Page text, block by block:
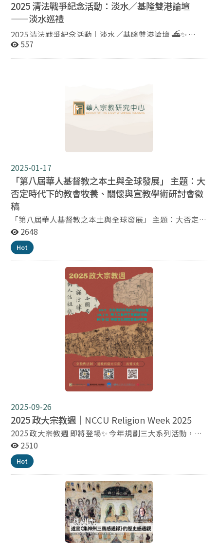
姐妹共襄盛舉！ 時間｜114年11月14至15日 08:30-
17:20 地點｜政大國關中心 國際會議廳＆簡報室（台北
市文山區萬壽路64號） 報名表單｜
https://forms.gle/AsxCFGQRwufJo1Yv8 報名期限｜114
年11月11日（二）或額滿為止 主辦單位｜國立政治大學
華人宗教研究中心、財團法人臺北市召會聚會所 協辦單位
2025 清法戰爭紀念活動：淡水／基隆雙港論壇
——淡水巡禮
2025 清法戰爭紀念活動｜淡水／基隆雙港論壇 ⛴️✨ ——
淡水場「淡水巡禮」開放報名中—— 為紀念清法戰爭140
週年，政大華人宗教研究中心與文化部攜手舉辦「淡水／
覽，以及淡水古蹟巡禮行程；將走訪理學堂大書院、淡江
中學、小白宮、多田榮吉故居等歷史地點，從地方視角重
https://forms.gle/MeVWNsADznEZVjX76 報名期限｜即
日起至 2025/10/23（四）中午 12:00 止 邀請您一同走進
淡水，沿著古蹟與街巷探索百年前的歷史足跡。 名額有
限，報名從速，一起出發！ 主辦單位｜國立政治大學華
人宗教研究中心 協辦單位｜中華民國華人宗教研究學會
指導單位｜文化部 若有相關疑問，歡迎來信華人宗教研究
中心 cscrnccu@gmail.com
557
2025-01-17
「第八屆華人基督教之本土與全球發展」 主題：大
否定時代下的教會牧養、關懷與宣教學術研討會徵
稿
「第八屆華人基督教之本土與全球發展」 主題：大否定時
代下的教會牧養、關懷與宣教學術研討會徵稿 會議日
期： 2025年11月14日（五）～15日（六） 會議地點：國
立政治大學國際關係研究中心國際會議廳 （台北市文山區
萬壽路64號） 大會語言為中文 論文繳交方式： 聯絡人：
王 韻 副教授、或劉遠見 助理 電子郵件：
lyjtimothy@gmail.com(劉遠見)、或
ray.wang023@gmail.com(王韻) 郵寄地址：政治大學華
人宗教研究中心 王 韻 教授 注意事項：論文字數8000-
12000之間。論文凡涉及版權部份，請事先取得原著者或
出版者書面同意，本會編輯不負版權責任。請勿一稿兩
投。本稿若曾以其他語文發表，請予註明並附寄原作品。
來稿請用真實姓名，並附工作單位、職稱、通訊地址、電
話、電子郵件、信箱地址與傳真號碼。論文題目及摘要收
件截稿日期：2025年5月31日。 論文截稿日期：2025年
10月25日。 詳情見附件
2648
Hot
2025-09-26
2025 政大宗教週｜ NCCU Religion Week 2025
2025 政大宗教週 即將登場✨ 今年規劃三大系列活動，從
宗教與法制議題，到道教科儀元宇宙數位策展，再到扶鸞
文化國際學術研討會，誠摯邀請各界朋友共同參與！ 114
年宗教信仰與現代法制研討會：政大場 日期：2025 年 10
月 7 日（二）09:10–17:00 地點：國立政治大學 達賢圖書
館七樓羅家倫講堂 研討會聚焦「宗教團體財務自主與財務
公開」、「宗教信仰與法治素養」以及「臺灣與國際宗教
團體法制」三大主題，回應當前宗教法制之理論與實務挑
戰，展開宗教自由與法治精神的深度對話，透過公開徵
稿、學術討論與跨界交流，將展開宗教自由與法治精神的
2510
Hot